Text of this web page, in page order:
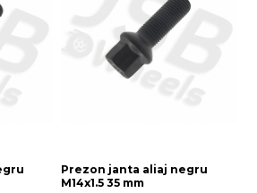
Prezon janta aliaj negru
M14x1.5 35 mm